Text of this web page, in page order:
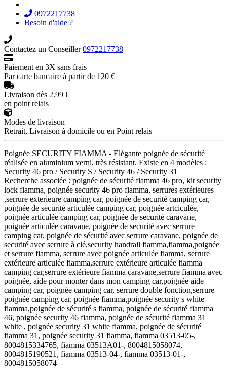
0972217738
Besoin d'aide ?
Contactez un Conseiller0972217738
Paiement en 3X sans frais
Par carte bancaire à partir de 120 €
Livraison dès 2.99 €
en point relais
Modes de livraison
Retrait, Livraison à domicile ou en Point relais
Poignée SECURITY FIAMMA - Elégante poignée de sécurité
réalisée en aluminium verni, très résistant. Existe en 4 modèles :
Security 46 pro / Security S / Security 46 / Security 31
Recherche associée : poignée de sécurité fiamma 46 pro, kit security
lock fiamma, poignée security 46 pro fiamma, serrures extérieures
,serrure exterieure camping car, poignée de securité camping car,
poignée de securité articulée camping car, poignée artciculée,
poignée articulée camping car, poignée de securité caravane,
poignée articulée caravane, poignée de securité avec serrure
camping car, poignée de sécurité avec serrure caravane, poignée de
securité avec serrure à clé,security handrail fiamma,fiamma,poignée
et serrure fiamma, serrure avec poignée articulée fiamma, serrure
extérieure articulée fiamma,serrure extérieure articulée fiamma
camping car,serrure extérieure fiamma caravane,serrure fiamma avec
poignée, aide pour monter dans mon camping car,poignée aide
camping car, poignée camping car, serrure double fonction,serrure
poignée camping car, poignée fiamma,poignée security s white
fiamma,poignée de sécurité s fiamma, poignée de sécurité fiamma
46, poignée security 46 fiamma, poignée de sécurité fiamma 31
white , poignée security 31 white fiamma, poignée de sécurité
fiamma 31, poignée security 31 fiamma, fiamma 03513-05-,
8004815334765, fiamma 03513A01-, 8004815058074,
8004815190521, fiamma 03513-04-, fiamma 03513-01-,
8004815058074